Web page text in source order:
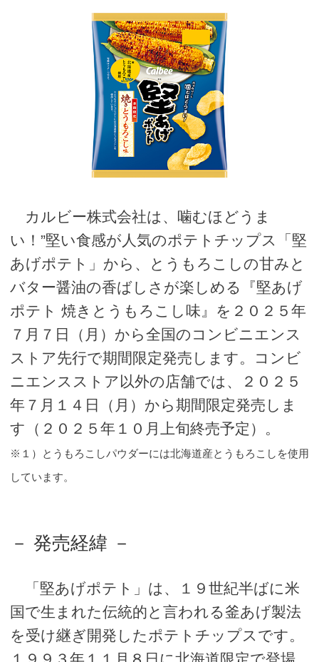
カルビー株式会社は、噛むほどうま
い！”堅い食感が人気のポテトチップス「堅
あげポテト」から、とうもろこしの甘みと
バター醤油の香ばしさが楽しめる『堅あげ
ポテト 焼きとうもろこし味』を２０２５年
７月７日（月）から全国のコンビニエンス
ストア先行で期間限定発売します。コンビ
ニエンスストア以外の店舗では、２０２５
年７月１４日（月）から期間限定発売しま
す（２０２５年１０月上旬終売予定）。
※１）とうもろこしパウダーには北海道産とうもろこしを使用
しています。
－ 発売経緯 －
「堅あげポテト」は、１９世紀半ばに米
国で生まれた伝統的と言われる釜あげ製法
を受け継ぎ開発したポテトチップスです。
１９９３年１１月８日に北海道限定で登場